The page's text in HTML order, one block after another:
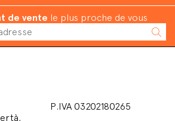
de vente le plus proche de vous
P.IVA 03202180265